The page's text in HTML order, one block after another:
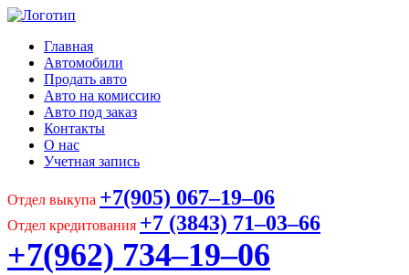
Главная
Автомобили
Продать авто
Авто на комиссию
Авто под заказ
Контакты
О нас
Учетная запись
Отдел выкупа +7(905) 067‒19‒06
Отдел кредитования +7 (3843) 71‒03‒66
+7(962) 734‒19‒06